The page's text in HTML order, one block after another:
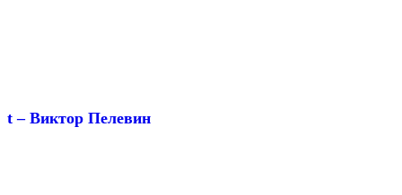
t – Виктор Пелевин